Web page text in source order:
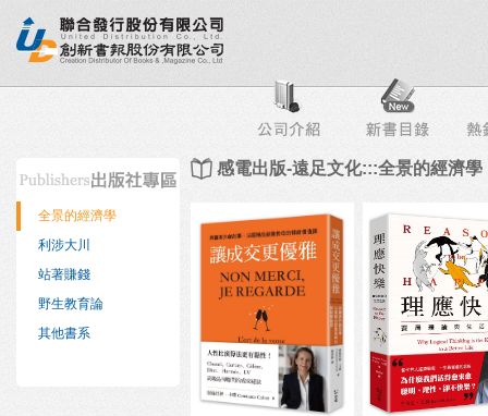
榜 出版社專區 書店專區 目錄下載 會員服務
全景的經濟學
利涉大川
站著賺錢
野生教育論
其他書系
感電出版-遠足文化:::全景的經濟學